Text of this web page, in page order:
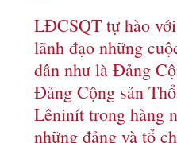
LĐCSQT tự hào
lãnh đạo những
dân như là Đảng
Đảng Cộng sản
Lêninít trong hàng
những đảng và tổ